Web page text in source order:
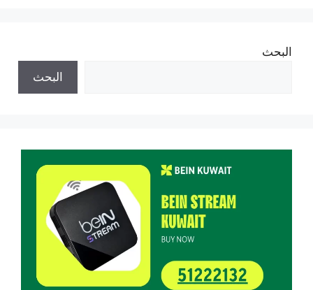
البحث
البحث